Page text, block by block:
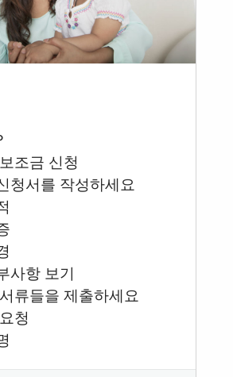
조금 신청
청서를 작성하세요
사항 보기
류들을 제출하세요
청